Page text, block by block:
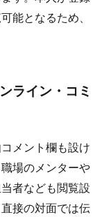
能となるため、
イン・コミ
メント欄も設け
場のメンターや
者なども閲覧設
接の対面では伝